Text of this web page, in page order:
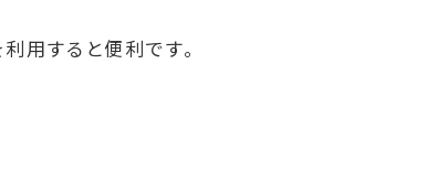
用すると便利です。